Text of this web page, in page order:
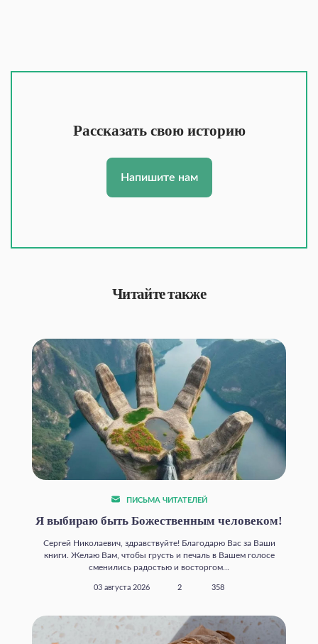
Рассказать свою историю
Напишите нам
Читайте также
ПИСЬМА ЧИТАТЕЛЕЙ
Я выбираю быть Божественным человеком!
Сергей Николаевич, здравствуйте! Благодарю Вас за Ваши
книги. Желаю Вам, чтобы грусть и печаль в Вашем голосе
сменились радостью и восторгом...
03 августа 2026 2 358